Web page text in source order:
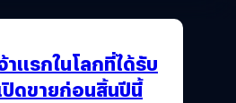
าแรกในโลกที่ได้รับ
ปิดขายก่อนสิ้นปีนี้